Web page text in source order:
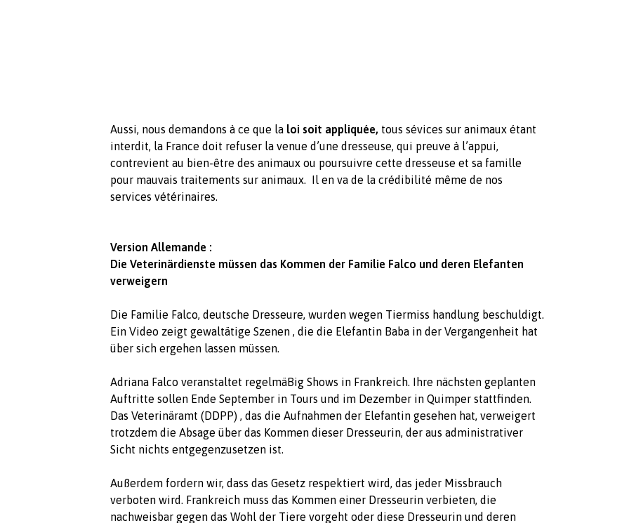
Aussi, nous demandons à ce que la loi soit appliquée, tous sévices sur animaux étant
interdit, la France doit refuser la venue d’une dresseuse, qui preuve à l’appui,
contrevient au bien-être des animaux ou poursuivre cette dresseuse et sa famille
pour mauvais traitements sur animaux. Il en va de la crédibilité même de nos
services vétérinaires.
Version Allemande :
Die Veterinärdienste müssen das Kommen der Familie Falco und deren Elefanten
verweigern
Die Familie Falco, deutsche Dresseure, wurden wegen Tiermiss handlung beschuldigt.
Ein Video zeigt gewaltätige Szenen , die die Elefantin Baba in der Vergangenheit hat
über sich ergehen lassen müssen.
Adriana Falco veranstaltet regelmäBig Shows in Frankreich. Ihre nächsten geplanten
Auftritte sollen Ende September in Tours und im Dezember in Quimper stattfinden.
Das Veterinäramt (DDPP) , das die Aufnahmen der Elefantin gesehen hat, verweigert
trotzdem die Absage über das Kommen dieser Dresseurin, der aus administrativer
Sicht nichts entgegenzusetzen ist.
Außerdem fordern wir, dass das Gesetz respektiert wird, das jeder Missbrauch
verboten wird. Frankreich muss das Kommen einer Dresseurin verbieten, die
nachweisbar gegen das Wohl der Tiere vorgeht oder diese Dresseurin und deren